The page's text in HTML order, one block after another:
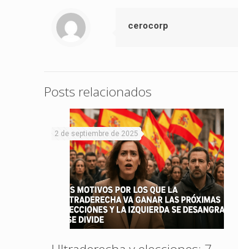
cerocorp
Posts relacionados
2 de septiembre de 2025